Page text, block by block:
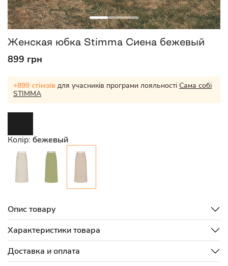
Женская юбка Stimma Сиена бежевый
899 грн
+899 стімзів для учасників програми лояльності Сама собі
STIMMA
Колір: бежевый
Опис товару
Характеристики товара
Доставка и оплата